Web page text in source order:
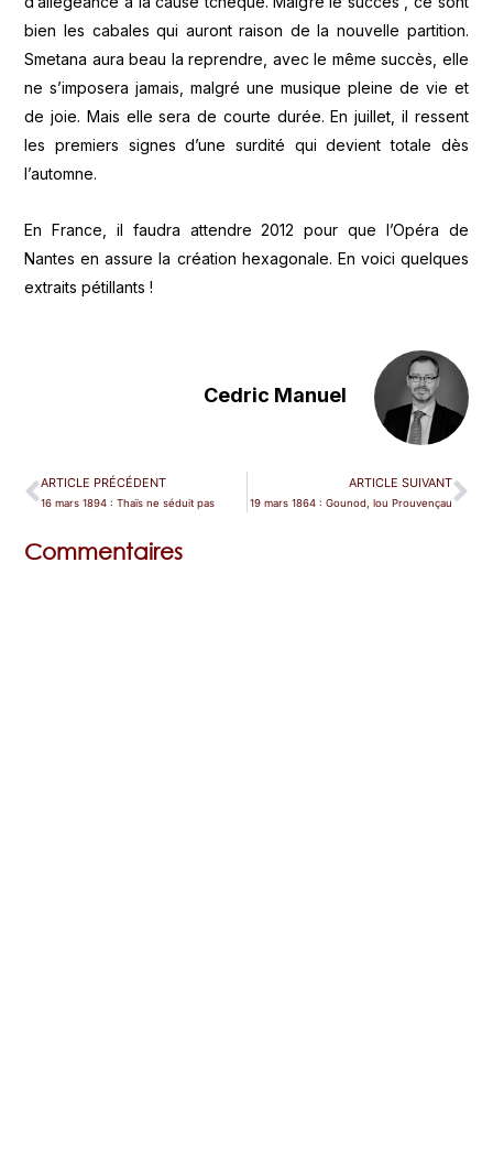
bien les cabales qui auront raison de la nouvelle partition.
Smetana aura beau la reprendre, avec le même succès, elle
ne s’imposera jamais, malgré une musique pleine de vie et
de joie. Mais elle sera de courte durée. En juillet, il ressent
les premiers signes d’une surdité qui devient totale dès
l’automne.
En France, il faudra attendre 2012 pour que l’Opéra de
Nantes en assure la création hexagonale. En voici quelques
extraits pétillants !
Cedric Manuel
ARTICLE PRÉCÉDENT
16 mars 1894 : Thaïs ne séduit pas
ARTICLE SUIVANT
19 mars 1864 : Gounod, lou Prouvençau
Commentaires